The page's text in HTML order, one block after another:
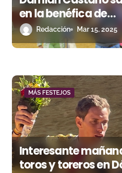
n
t
a
d
a
s
en la benéfica de
Villaseca de la Sagra
Redacción Mar 15, 2025
MÁS FESTEJOS
Interesante
toros y toreros en